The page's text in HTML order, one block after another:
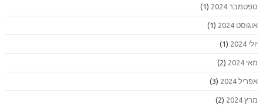
ספטמבר 2024 (1)
אוגוסט 2024 (1)
יולי 2024 (1)
מאי 2024 (2)
אפריל 2024 (3)
מרץ 2024 (2)